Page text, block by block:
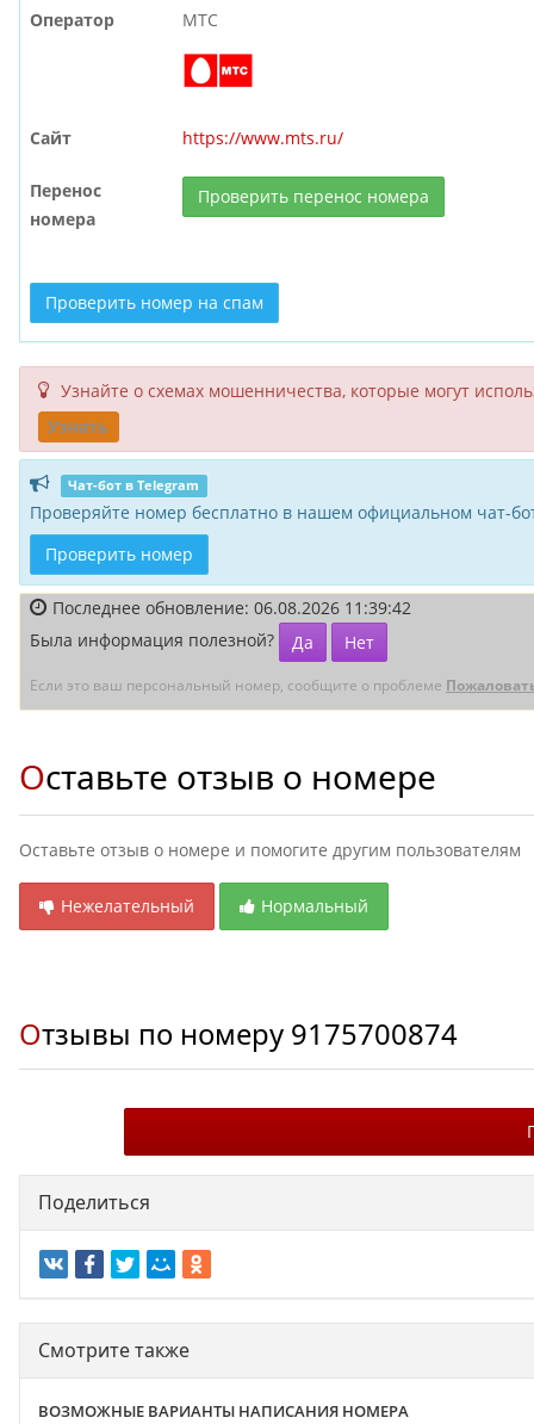
Оператор МТС
Сайт https://www.mts.ru/
Перенос
номера
Проверить перенос номера
Проверить номер на спам
Узнайте о схемах мошенни­чества, кото­рые могут
Узнать
Чат-бот в Telegram
Проверяйте номер бесплатно в нашем официальном чат-
Проверить номер
Последнее обновление: 06.08.2026 11:39:42
Была информация полезной?
Да Нет
Если это ваш персональный номер, сообщите о проблеме
Оставьте отзыв о номере
Оставьте отзыв о номере и помогите другим пользователям
Нежелательный Нормальный
Отзывы по номеру 9175700874
Поделиться
Смотрите также
ВОЗМОЖНЫЕ ВАРИАНТЫ НАПИСАНИЯ НОМЕРА